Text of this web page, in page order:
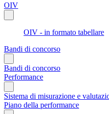
OIV
OIV - in formato tabellare
Bandi di concorso
Bandi di concorso
Performance
Sistema di misurazione e
Piano della performance